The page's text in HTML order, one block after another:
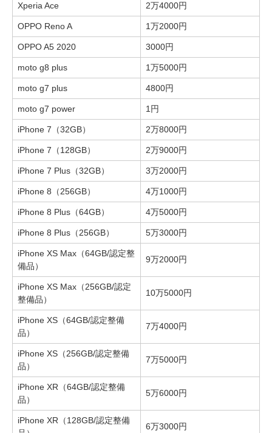
Xperia Ace 2万4000円
OPPO Reno A 1万2000円
OPPO A5 2020 3000円
moto g8 plus 1万5000円
moto g7 plus 4800円
moto g7 power 1円
iPhone 7（32GB） 2万8000円
iPhone 7（128GB） 2万9000円
iPhone 7 Plus（32GB） 3万2000円
iPhone 8（256GB） 4万1000円
iPhone 8 Plus（64GB） 4万5000円
iPhone 8 Plus（256GB） 5万3000円
iPhone XS Max（64GB/認定整
備品）
9万2000円
iPhone XS Max（256GB/認定
整備品）
10万5000円
iPhone XS（64GB/認定整備
品）
7万4000円
iPhone XS（256GB/認定整備
品）
7万5000円
iPhone XR（64GB/認定整備
品）
5万6000円
iPhone XR（128GB/認定整備
6万3000円